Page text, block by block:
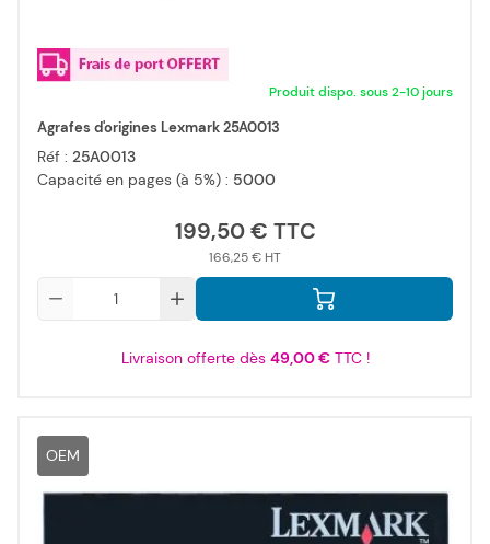
Produit dispo. sous 2-10 jours
Agrafes d'origines Lexmark 25A0013
Réf : 25A0013
Capacité en pages (à 5%) : 5000
199,50 €
166,25 €
Livraison offerte dès 49,00 €TTC !
OEM